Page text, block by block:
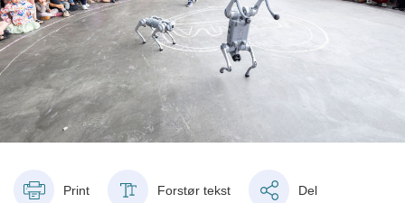
Print Forstør tekst Del